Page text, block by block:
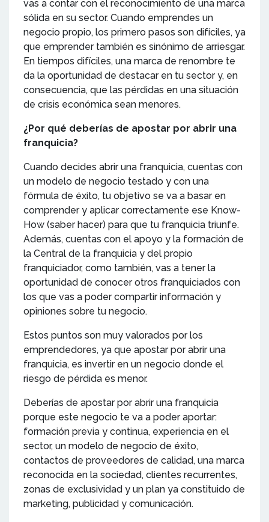
vas a contar con el reconocimiento de una marca
sólida en su sector. Cuando emprendes un
negocio propio, los primero pasos son difíciles, ya
que emprender también es sinónimo de arriesgar.
En tiempos difíciles, una marca de renombre te
da la oportunidad de destacar en tu sector y, en
consecuencia, que las pérdidas en una situación
de crisis económica sean menores.
¿Por qué deberías de apostar por abrir una
franquicia?
Cuando decides abrir una franquicia, cuentas con
un modelo de negocio testado y con una
fórmula de éxito, tu objetivo se va a basar en
comprender y aplicar correctamente ese Know-
How (saber hacer) para que tu franquicia triunfe.
Además, cuentas con el apoyo y la formación de
la Central de la franquicia y del propio
franquiciador, como también, vas a tener la
oportunidad de conocer otros franquiciados con
los que vas a poder compartir información y
opiniones sobre tu negocio.
Estos puntos son muy valorados por los
emprendedores, ya que apostar por abrir una
franquicia, es invertir en un negocio donde el
riesgo de pérdida es menor.
Deberías de apostar por abrir una franquicia
porque este negocio te va a poder aportar:
formación previa y continua, experiencia en el
sector, un modelo de negocio de éxito,
contactos de proveedores de calidad, una marca
reconocida en la sociedad, clientes recurrentes,
zonas de exclusividad y un plan ya constituido de
marketing, publicidad y comunicación.